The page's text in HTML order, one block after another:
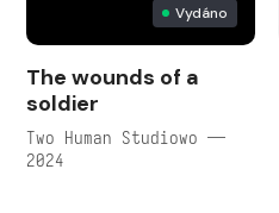
Vydáno
The wounds of a
soldier
Two Human Studiowo —
2024